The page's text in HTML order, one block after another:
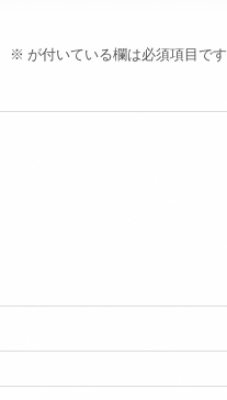
※ が付いている欄は必須項目です